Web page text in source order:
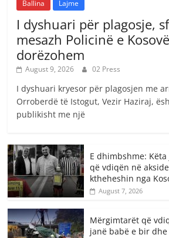
Ballina Lajme
I dyshuari për plagosje,
mesazh Policinë e
dorëzohem
August 9, 2026 02 Press
I dyshuari kryesor për plagosjen me
Orroberdë të Istogut, Vezir Haziraj,
publikisht me një
E dhimbshme:
që vdiqën në
ktheheshin nga
August 7, 2026
Mërgimtarët që
janë babë e bir